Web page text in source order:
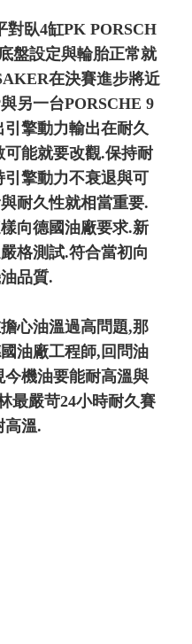
對臥4缸PK PORSCH
盤設定與輪胎正常就
在決賽進步將近
另一台PORSCHE 9
引擎動力輸出在耐久
能就要改觀.保持耐
擎動力不衰退與可
耐久性就相當重要.
向德國油廠要求.新
格測試.符合當初向
品質.
心油溫過高問題,那
油廠工程師,回問油
機油要能耐高溫與
最嚴苛24小時耐久賽
高溫.